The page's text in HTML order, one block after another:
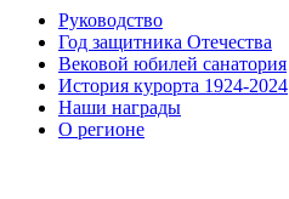
Руководство
Год защитника Отечества
Вековой юбилей санатория
История курорта 1924-2024
Наши награды
О регионе